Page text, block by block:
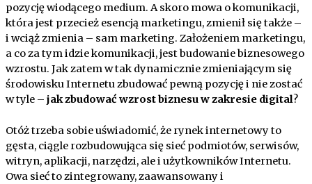
pozycję wiodącego medium. A skoro mowa o komunikacji,
która jest przecież esencją marketingu, zmienił się także –
i wciąż zmienia – sam marketing. Założeniem marketingu,
a co za tym idzie komunikacji, jest budowanie biznesowego
wzrostu. Jak zatem w tak dynamicznie zmieniającym się
środowisku Internetu zbudować pewną pozycję i nie zostać
w tyle – jak zbudować wzrost biznesu w zakresie digital?
Otóż trzeba sobie uświadomić, że rynek internetowy to
gęsta, ciągle rozbudowująca się sieć podmiotów, serwisów,
witryn, aplikacji, narzędzi, ale i użytkowników Internetu.
Owa sieć to zintegrowany, zaawansowany i